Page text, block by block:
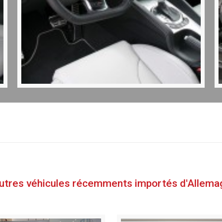
véhicules récemments importés